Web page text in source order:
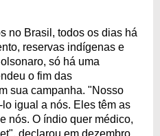
no Brasil, todos os dias há
reservas indígenas e
só há uma
o fim das
sua campanha. "Nosso
igual a nós. Eles têm as
nós. O índio quer médico,